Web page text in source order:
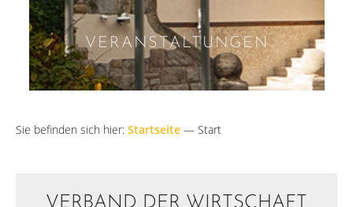
VERANSTALTUNGEN
Sie befinden sich hier: Startseite — Start
VERBAND DER WIRTSCHAFT